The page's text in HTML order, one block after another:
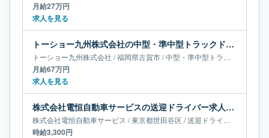
月給27万円
求人を見る
トーショー九州株式会社の中型・準中型トラックドライバー求人｜福岡県古賀市｜月給67万円
トーショー九州株式会社 /福岡県古賀市/中型・準中型トラックドライバー
月給67万円
求人を見る
株式会社電恒自動車サービスの送迎ドライバー求人｜東京都世田谷区
株式会社電恒自動車サービス /東京都世田谷区 /送迎ドライバー
時給3,300円